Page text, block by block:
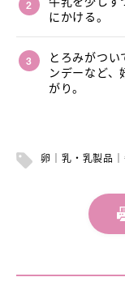
にかける。
とろみがつ
ンデーなど、
がり。
卵 乳・乳製品